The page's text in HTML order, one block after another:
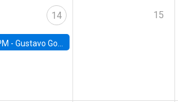
14
- Gustavo González - Banco Central de Chile
15